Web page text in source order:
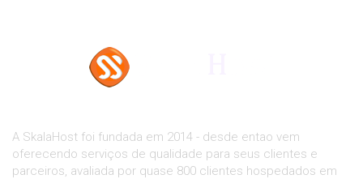
A SkalaHost foi fundada em 2014 - desde entao vem
oferecendo serviços de qualidade para seus clientes e
parceiros, avaliada por quase 800 clientes hospedados em